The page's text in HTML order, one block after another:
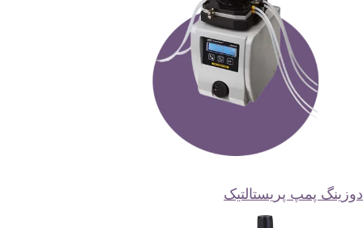
دوزینگ پمپ پریستالتیک